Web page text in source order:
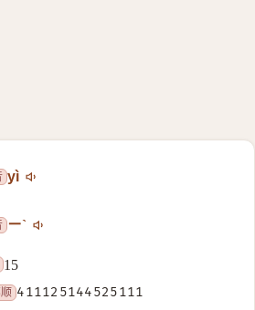
yì
ㄧˋ
15
411125144525111